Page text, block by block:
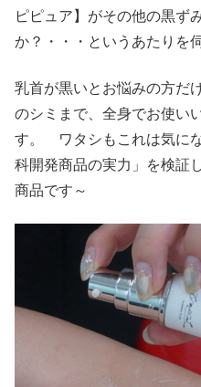
ピピュア】がその他の黒ず
か？・・・というあたりを
乳首が黒いとお悩みの方だ
のシミまで、全身でお使い
す。 ワタシもこれは気に
科開発商品の実力」を検証
商品です～